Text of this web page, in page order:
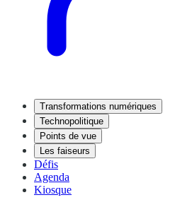
Transformations numériques
Technopolitique
Points de vue
Les faiseurs
Défis
Agenda
Kiosque